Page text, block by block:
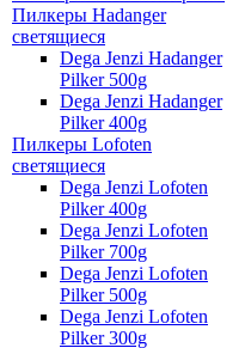
Пилкеры Hadanger
светящиеся
Dega Jenzi Hadanger
Pilker 500g
Dega Jenzi Hadanger
Pilker 400g
Пилкеры Lofoten
светящиеся
Dega Jenzi Lofoten
Pilker 400g
Dega Jenzi Lofoten
Pilker 700g
Dega Jenzi Lofoten
Pilker 500g
Dega Jenzi Lofoten
Pilker 300g